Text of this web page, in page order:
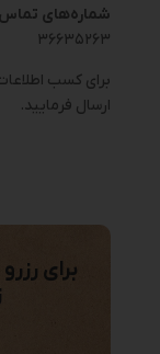
شماره‌های تماس
۳۶۶۳۵۲۶۳
ارسال فرمایید.
برای